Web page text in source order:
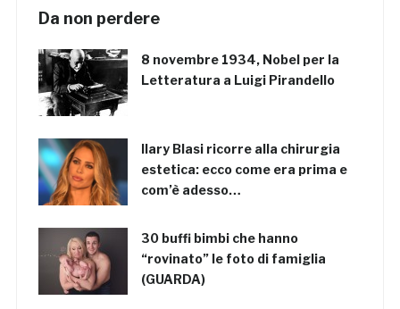
Da non perdere
8 novembre 1934, Nobel per la
Letteratura a Luigi Pirandello
Ilary Blasi ricorre alla chirurgia
estetica: ecco come era prima e
com’è adesso…
30 buffi bimbi che hanno
“rovinato” le foto di famiglia
(GUARDA)